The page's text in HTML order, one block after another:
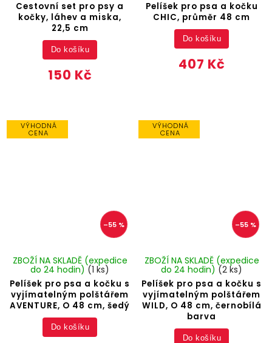
Cestovní set pro psy a
kočky, láhev a miska,
22,5 cm
150 Kč
Do košíku
Pelíšek pro psa a kočku
CHIC, průměr 48 cm
407 Kč
Do košíku
VÝHODNÁ
CENA
–55 %
Pelíšek pro psa a kočku s
vyjímatelným polštářem
AVENTURE, O 48 cm, šedý
ZBOŽÍ NA SKLADĚ (expedice
do 24 hodin) (1 ks)
Do košíku
VÝHODNÁ
CENA
–55 %
Pelíšek pro psa a kočku s
vyjímatelným polštářem
WILD, O 48 cm, černobílá
barva
ZBOŽÍ NA SKLADĚ (expedice
do 24 hodin) (2 ks)
Do košíku